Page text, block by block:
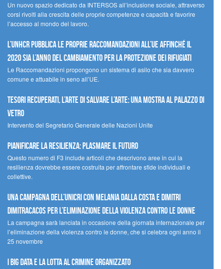
Un nuovo spazio dedicato da INTERSOS all’inclusione sociale, attraverso
corsi rivolti alla crescita delle proprie competenze e capacità e favorire
l’accesso al mondo del lavoro.
L’UNHCR pubblica le proprie raccomandazioni all’UE affinché il
2020 sia l’anno del cambiamento per la protezione dei rifugiati
Le Raccomandazioni propongono un sistema di asilo che sia davvero
comune e attuabile in seno all’UE.
Tesori recuperati, l’arte di salvare l’arte: una mostra al Palazzo di
Vetro
Intervento del Segretario Generale delle Nazioni Unite
Pianificare la resilienza: plasmare il futuro
Questo numero di F3 include articoli che descrivono aree in cui la
resilienza dovrebbe essere costruita per affrontare sfide individuali e
collettive.
Una campagna dell’UNICRI con Melania Dalla Costa e Dimitri
Dimitracacos per l’eliminazione della violenza contro le donne
La campagna sarà lanciata in occasione della giornata internazionale per
l’eliminazione della violenza contro le donne, che si celebra ogni anno il
25 novembre
I Big Data e la lotta al crimine organizzato